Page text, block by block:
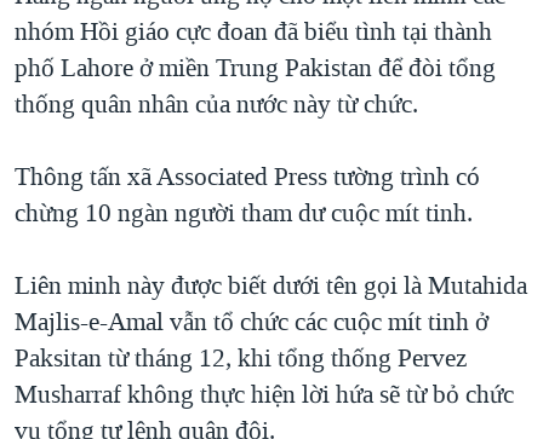
hướng
chính
Đi
"Tìm"
MỤC
TỰ DO BÁO CHÍ
NGƯỜI VIỆT HẢI NGOẠI
ĐỜI SỐNG
KHOA HỌC
SỨC KHOẺ
VĂN HOÁ
CHUYÊN ĐỀ
HÀNH TRÌNH BẦU CỬ 2024
GIẢI MÃ VÀNH ĐAI & CON ĐƯỜNG
NGÀY TỊ NẠN THẾ GIỚI
TRỊNH VĨNH BÌNH - NGƯỜI HẠ 'BÊN THẮNG CUỘC'
GROUND ZERO – XƯA VÀ NAY
VIDEO
NGHE
MẠNG XÃ HỘI
Ngôn ngữ khác
nhóm Hồi giáo cực đoan đã biểu tình tại thành
phố Lahore ở miền Trung Pakistan để đòi tổng
thống quân nhân của nước này từ chức.
Thông tấn xã Associated Press tường trình có
chừng 10 ngàn người tham dư cuộc mít tinh.
Liên minh này được biết dưới tên gọi là Mutahida
Majlis-e-Amal vẫn tổ chức các cuộc mít tinh ở
Paksitan từ tháng 12, khi tổng thống Pervez
Musharraf không thực hiện lời hứa sẽ từ bỏ chức
vụ tổng tư lệnh quân đội.